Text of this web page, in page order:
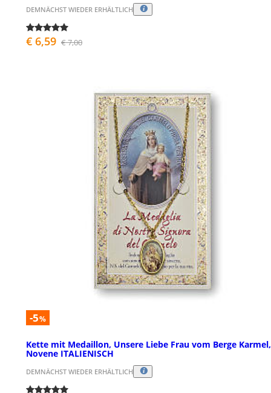
DEMNÄCHST WIEDER ERHÄLTLICH
€ 6,59 € 7,00
-5%
Kette mit Medaillon, Unsere Liebe Frau vom Berge Karmel,
Novene ITALIENISCH
DEMNÄCHST WIEDER ERHÄLTLICH